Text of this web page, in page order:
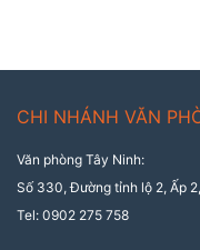
CHI NHÁNH VĂN
Văn phòng Tây Ninh:
Số 330, Đường tỉnh lộ 2, Ấp
Tel: 0902 275 758